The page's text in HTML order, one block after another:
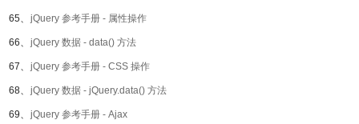
65、 jQuery 参考手册 - 属性操作
66、 jQuery 数据 - data() 方法
67、 jQuery 参考手册 - CSS 操作
68、 jQuery 数据 - jQuery.data() 方法
69、 jQuery 参考手册 - Ajax